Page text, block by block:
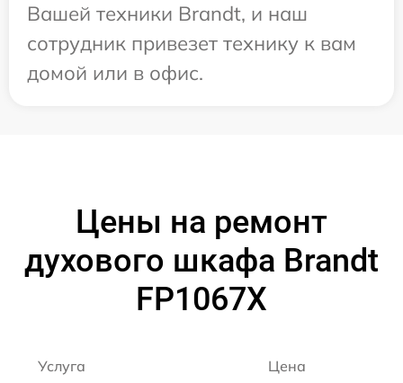
Вашей техники Brandt, и наш
сотрудник привезет технику к вам
домой или в офис.
Цены на ремонт
духового шкафа Brandt
FP1067X
Услуга Цена